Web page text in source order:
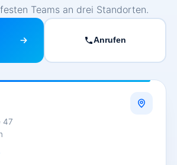
Teams an drei Standorten.
Anrufen
47